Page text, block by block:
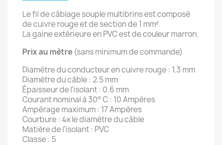
Le fil de câblage souple multibrins est composé
de cuivre rouge et de section de 1 mm².
La gaine extérieure en PVC est de couleur marron.
Prix au mètre (sans minimum de commande)
Diamètre du conducteur en cuivre rouge : 1.3 mm
Diamètre du câble : 2.5 mm
Épaisseur de l'isolant : 0.6 mm
Courant nominal à 30° C : 10 Ampères
Ampérage maximum : 17 Ampères
Courbure : 4x le diamètre du câble
Matière de l'isolant : PVC
Classe : 5